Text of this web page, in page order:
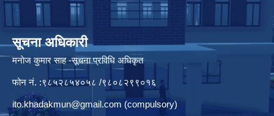
सूचना अधिकारी
मनाेज कुमार साह -सूचना प्रविधि अधिकृत
फोन नं. :९८५२८५४०५८ /९८०८२९९०१६
ito.khadakmun@gmail.com (compulsory)